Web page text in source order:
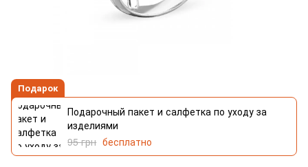
Подарок
Подарочный пакет и салфетка по уходу за
изделиями
95 грн бесплатно